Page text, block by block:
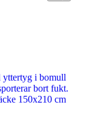
yttertyg i bomull
bort fukt.
150x210 cm